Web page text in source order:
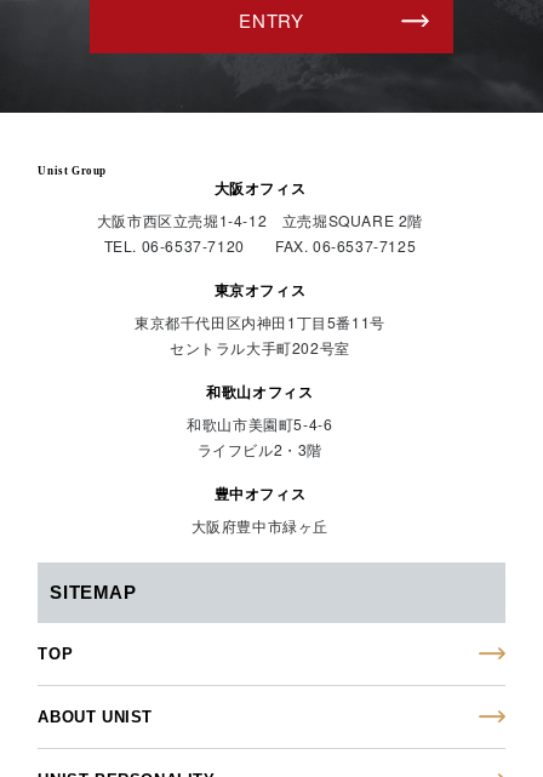
ENTRY
Unist Group
大阪オフィス
大阪市西区立売堀1-4-12 立売堀SQUARE 2階
TEL. 06-6537-7120 FAX. 06-6537-7125
東京オフィス
東京都千代田区内神田1丁目5番11号
セントラル大手町202号室
和歌山オフィス
和歌山市美園町5-4-6
ライフビル2・3階
豊中オフィス
大阪府豊中市緑ヶ丘
SITEMAP
TOP
ABOUT UNIST